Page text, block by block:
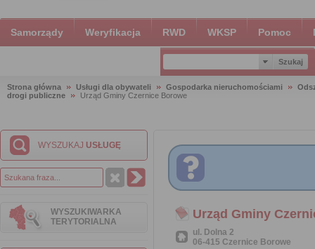
Samorządy Weryfikacja RWD WKSP Pomoc
Strona główna Usługi dla obywateli Gospodarka nieruchomościami
drogi publiczne
Urząd Gminy Czernice Borowe
WYSZUKAJ USŁUGĘ
WYSZUKIWARKA
TERYTORIALNA
Urząd Gminy
ul. Dolna 2
06-415 Czernice Borowe